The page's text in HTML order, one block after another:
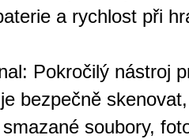
a rychlost při
Pokročilý nástroj
bezpečně
soubory,